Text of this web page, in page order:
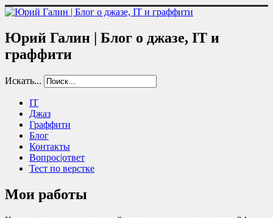
Юрий Галин | Блог о джазе, IT и
граффити
Искать...
IT
Джаз
Граффити
Блог
Контакты
Вопрос|ответ
Тест по верстке
Мои работы